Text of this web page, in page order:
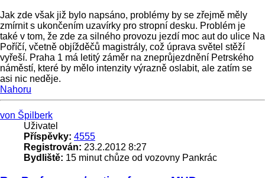
Jak zde však již bylo napsáno, problémy by se zřejmě měly
zmírnit s ukončením uzavírky pro stropní desku. Problém je
také v tom, že zde za silného provozu jezdí moc aut do ulice Na
Poříčí, včetně objížděčů magistrály, což úprava světel stěží
vyřeší. Praha 1 má letitý záměr na zneprůjezdnění Petrského
náměstí, které by mělo intenzity výrazně oslabit, ale zatím se
asi nic neděje.
Nahoru
von Špilberk
Uživatel
Příspěvky: 4555
Registrován: 23.2.2012 8:27
Bydliště: 15 minut chůze od vozovny Pankrác